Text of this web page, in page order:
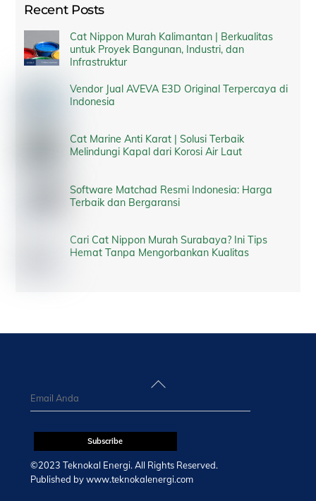
Recent Posts
Cat Nippon Murah Kalimantan | Berkualitas
untuk Proyek Bangunan, Industri, dan
Infrastruktur
Vendor Jual AVEVA E3D Original Terpercaya di
Indonesia
Cat Marine Anti Karat | Solusi Terbaik
Melindungi Kapal dari Korosi Air Laut
Software Matchad Resmi Indonesia: Harga
Terbaik dan Bergaransi
Cari Cat Nippon Murah Surabaya? Ini Tips
Hemat Tanpa Mengorbankan Kualitas
Back
©2023 Teknokal Energi. All Rights Reserved.
Published bywww.teknokalenergi.com